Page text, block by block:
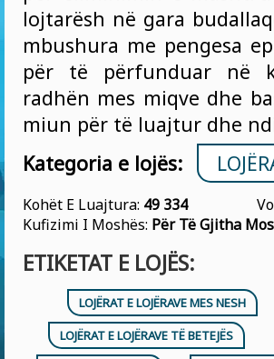
lojtarësh në gara
mbushura me pengesa
për të përfunduar në
radhën mes miqve dhe
miun për të luajtur dhe
Kategoria e lojës:
Kohët E Luajtura: 49 334
Kufizimi I Moshës: Për Të Gjitha
ETIKETAT E LOJËS:
LOJËRAT E LOJËRAVE MES NESH
LOJËRAT E LOJËRAVE TË BETEJËS